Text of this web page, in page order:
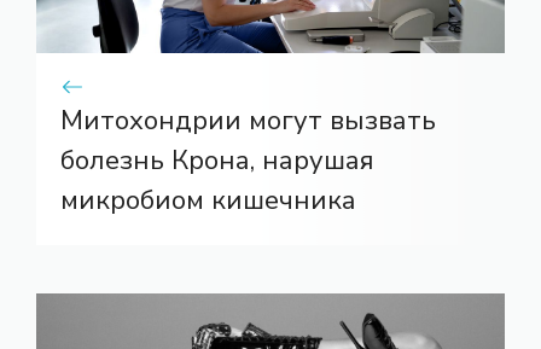
Митохондрии могут вызвать
болезнь Крона, нарушая
микробиом кишечника